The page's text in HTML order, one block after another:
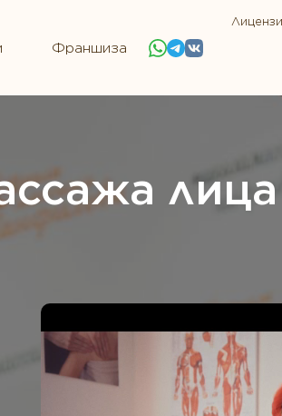
Франшиза